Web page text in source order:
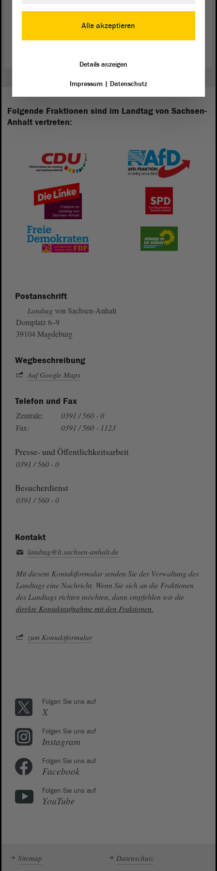
Zum Gesetzentwurf der Fraktionen von CDU und SPD (PDF)
Aus unserem Archiv: „Hundegesetz unter die Lupe genommen"
Folgende Fraktionen sind im Landtag von Sachsen-
Anhalt vertreten:
Postanschrift
Landtag von Sachsen-Anhalt
Domplatz 6–9
39104 Magdeburg
Wegbeschreibung
Auf Google Maps
Telefon und Fax
Zentrale:
0391 / 560 - 0
Fax:
0391 / 560 - 1123
Presse- und Öffentlichkeitsarbeit
0391 / 560 - 0
Besucherdienst
0391 / 560 - 0
Kontakt
landtag@lt.sachsen-anhalt.de
Mit diesem Kontaktformular senden Sie der Verwaltung des
Landtags eine Nachricht. Wenn Sie sich an die Fraktionen
des Landtags richten möchten, dann empfehlen wir die
direkte Kontaktaufnahme mit den Fraktionen.
zum Kontaktformular
Folgen Sie uns auf
X
Folgen Sie uns auf
Instagram
Folgen Sie uns auf
Facebook
Folgen Sie uns auf
YouTube
Sitemap Datenschutz
Alle akzeptieren
Details anzeigen
Impressum| Datenschutz